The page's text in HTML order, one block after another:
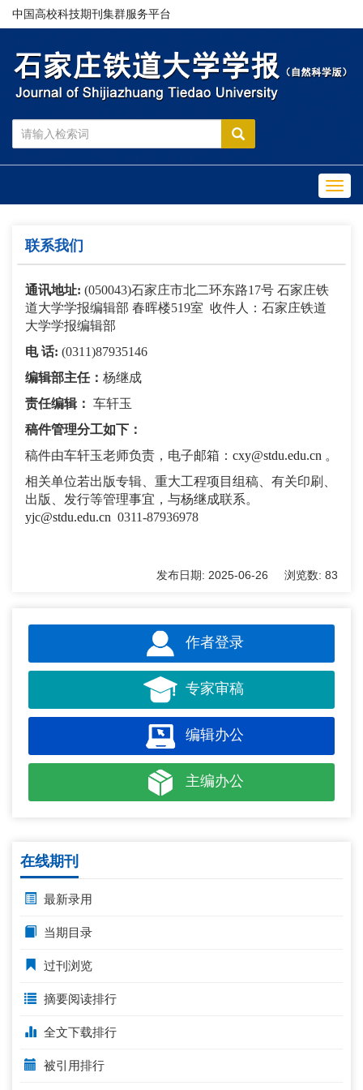
中国高校科技期刊集群服务平台
联系我们
通讯地址: (050043)石家庄市北二环东路17号 石家庄铁
道大学学报编辑部 春晖楼519室 收件人：石家庄铁道
大学学报编辑部
电 话: (0311)87935146
编辑部主任： 杨继成
责任编辑： 车轩玉
稿件管理分工如下：
稿件由车轩玉老师负责，电子邮箱： cxy@stdu.edu.cn 。
相关单位若出版专辑、重大工程项目组稿、有关印刷、
出版、发行等管理事宜，与杨继成联系。
yjc@stdu.edu.cn 0311-87936978
发布日期: 2025-06-26 浏览数: 83
作者登录
专家审稿
编辑办公
主编办公
在线期刊
最新录用
当期目录
过刊浏览
摘要阅读排行
全文下载排行
被引用排行